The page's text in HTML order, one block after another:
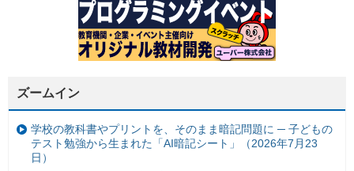
ズームイン
学校の教科書やプリントを、そのまま暗記問題に ─ 子どもの
テスト勉強から生まれた「AI暗記シート」（2026年7月23
日）